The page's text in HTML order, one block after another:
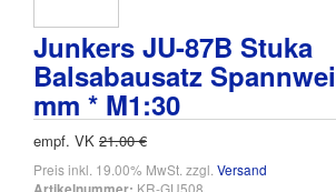
Junkers JU-87B Stuka
Balsabausatz
mm * M1:30
empf. VK 21.00 €
Preis inkl. 19.00% MwSt. zzgl. Versand